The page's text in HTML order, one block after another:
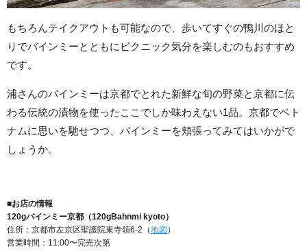
もちろんテイクアウトも可能なので、歩いてすぐの鴨川のほと
りでバインミーとともにピクニック気分を楽しむのもおすすめ
です。
浦さんのバインミーは京都でとれた新鮮な旬の野菜と京都に伝
わる伝統の漬物を使ったここでしか味わえない1品。京都でベト
ナムに思いを馳せつつ、バインミーを頬張ってみてはいかがで
しょうか。
■お店の情報
120gバインミー京都（120gBahnmi kyoto）
住所：京都市左京区聖護院東寺領6-2（地図 ）
営業時間：11:00〜完売次第